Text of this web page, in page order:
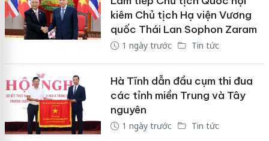
kiêm Chủ tịch Hạ viện Vương
quốc Thái Lan Sophon Zaram
1 ngày trước Tin tức
Hà Tĩnh dẫn đầu cụm thi đua
các tỉnh miền Trung và Tây
nguyên
1 ngày trước Tin tức